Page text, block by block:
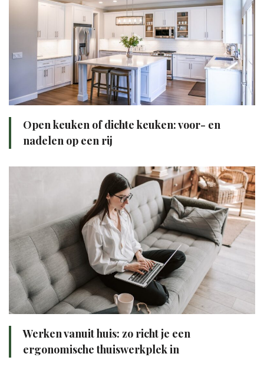
Open keuken of dichte keuken: voor- en
nadelen op een rij
Werken vanuit huis: zo richt je een
ergonomische thuiswerkplek in